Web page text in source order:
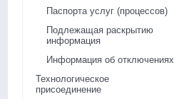
Паспорта услуг (процессов)
Подлежащая раскрытию
информация
Информация об отключениях
Технологическое
присоединение